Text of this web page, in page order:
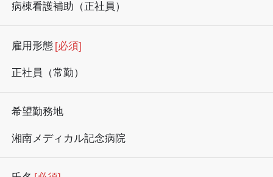
病棟看護補助（正社員）
雇用形態 [必須]
正社員（常勤）
希望勤務地
湘南メディカル記念病院